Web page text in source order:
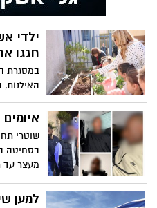
במסיבה
ילדי
חגגו
במסגרת
המחברות
שוטרי
בסחיטה
מעצר עד
למען